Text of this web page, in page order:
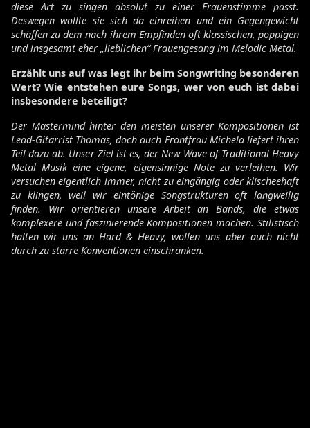
diese Art zu singen absolut zu einer Frauenstimme passt.
Deswegen wollte sie sich da einreihen und ein Gegengewicht
schaffen zu dem nach ihrem Empfinden oft klassischen, poppigen
und insgesamt eher „lieblichen“ Frauengesang im Melodic Metal.
Erzählt uns auf was legt ihr beim Songwriting besonderen
Wert? Wie entstehen eure Songs, wer von euch ist dabei
insbesondere beteiligt?
Der Mastermind hinter den meisten unserer Kompositionen ist
Lead-Gitarrist Thomas, doch auch Frontfrau Michela liefert ihren
Teil dazu ab. Unser Ziel ist es, der New Wave of Traditional Heavy
Metal Musik eine eigene, eigensinnige Note zu verleihen. Wir
versuchen eigentlich immer, nicht zu eingängig oder klischeehaft
zu klingen, weil wir eintönige Songstrukturen oft langweilig
finden. Wir orientieren unsere Arbeit an Bands, die etwas
komplexere und faszinierende Kompositionen machen. Stilistisch
halten wir uns an Hard & Heavy, wollen uns aber auch nicht
durch zu starre Konventionen einschränken.